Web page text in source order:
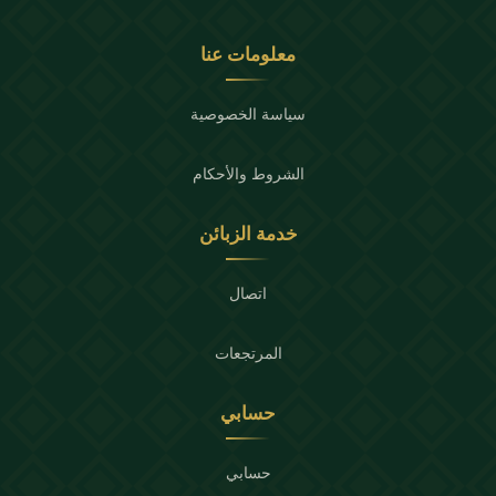
معلومات عنا
سياسة الخصوصية
الشروط والأحكام
خدمة الزبائن
اتصال
المرتجعات
حسابي
حسابي